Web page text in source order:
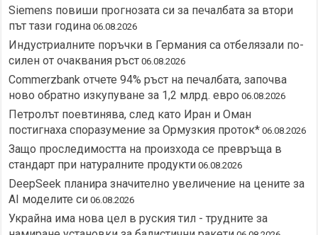
Siemens повиши прогнозата си за печалбата за втори
път тази година 06.08.2026
Индустриалните поръчки в Германия са отбелязали по-
силен от очаквания ръст 06.08.2026
Commerzbank отчете 94% ръст на печалбата, започва
ново обратно изкупуване за 1,2 млрд. евро 06.08.2026
Петролът поевтинява, след като Иран и Оман
постигнаха споразумение за Ормузкия проток* 06.08.2026
Защо проследимостта на произхода се превръща в
стандарт при натуралните продукти 06.08.2026
DeepSeek планира значително увеличение на цените за
AI моделите си 06.08.2026
Украйна има нова цел в руския тил - трудните за